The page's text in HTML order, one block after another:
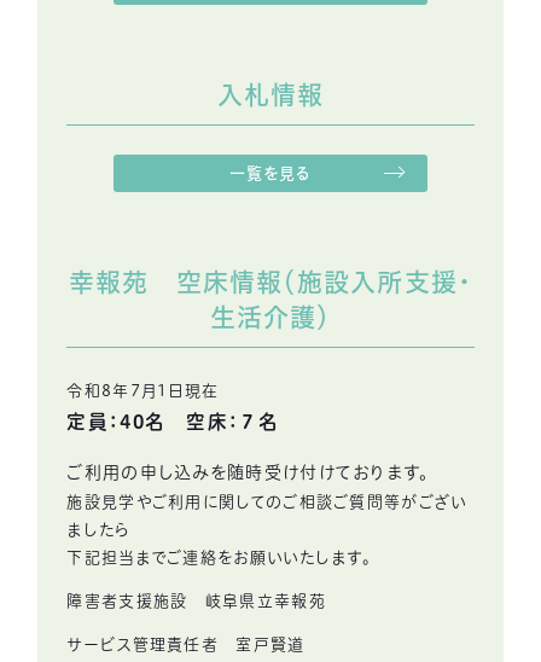
入札情報
一覧を見る
幸報苑 空床情報（施設入所支援・
生活介護）
令和8年7月1日現在
定員：40名 空床：７名
ご利用の申し込みを随時受け付けております。
施設見学やご利用に関してのご相談ご質問等がござい
ましたら
下記担当までご連絡をお願いいたします。
障害者支援施設 岐阜県立幸報苑
サービス管理責任者 室戸賢道